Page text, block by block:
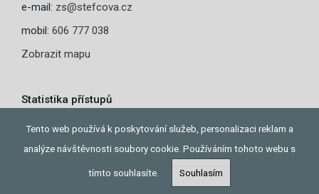
e-mail: zs@stefcova.cz
mobil: 606 777 038
Zobrazit mapu
Statistika přístupů
Dnes: 2
Celkem: 277
Tento web používá k poskytování služeb, personalizaci reklam a
analýze návštěvnosti soubory cookie. Používáním tohoto webu s
tímto souhlasíte. Souhlasím